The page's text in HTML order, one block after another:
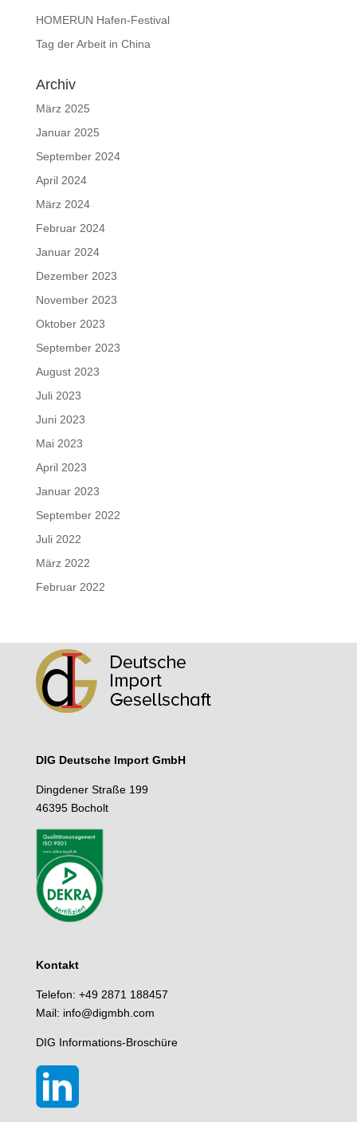
HOMERUN Hafen-Festival
Tag der Arbeit in China
Archiv
März 2025
Januar 2025
September 2024
April 2024
März 2024
Februar 2024
Januar 2024
Dezember 2023
November 2023
Oktober 2023
September 2023
August 2023
Juli 2023
Juni 2023
Mai 2023
April 2023
Januar 2023
September 2022
Juli 2022
März 2022
Februar 2022
DIG Deutsche lmport GmbH
Dingdener Straße 199
46395 Bocholt
Kontakt
Telefon: +49 2871 188457
Mail: info@digmbh.com
DIG Informations-Broschüre